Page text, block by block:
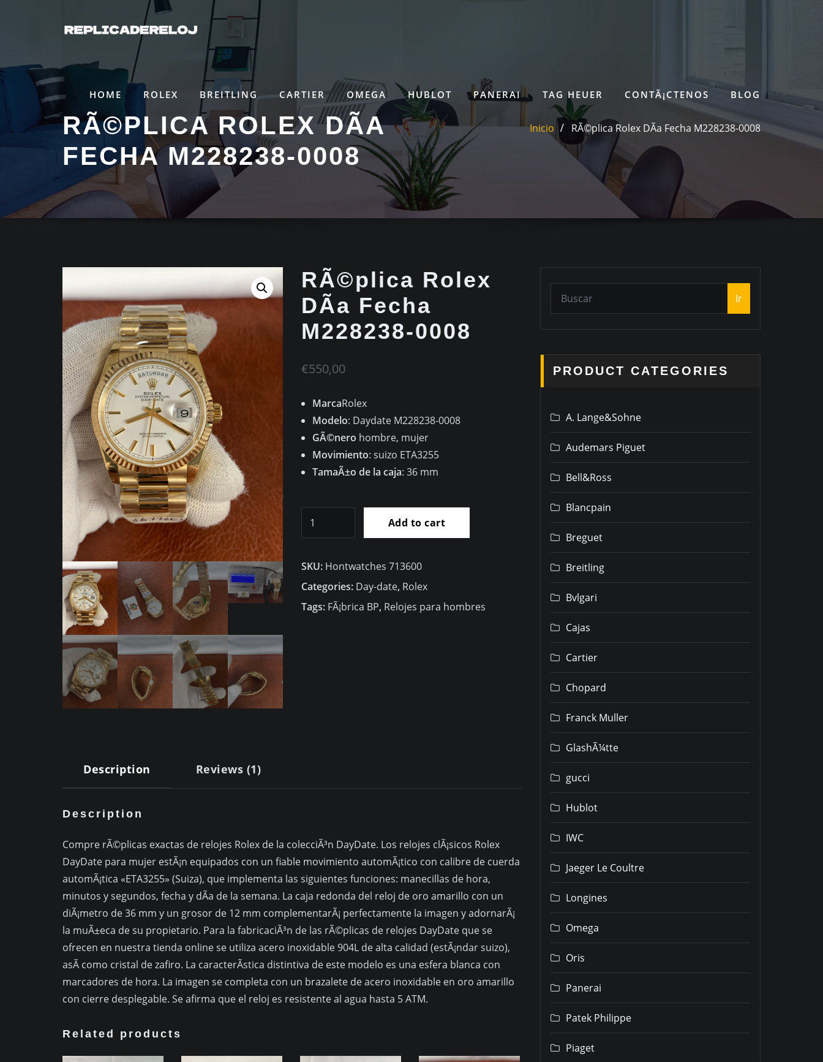
HOME ROLEX BREITLING CARTIER OMEGA HUBLOT PANERAI TAG HEUER CONTÃ¡CTENOS BLOG
RÃ©PLICA ROLEX DÃ­A
FECHA M228238-0008
Inicio RÃ©plica Rolex DÃ­a Fecha M228238-0008
RÃ©plica Rolex
DÃ­a Fecha
M228238-0008
€550,00
MarcaRolex
Modelo: Daydate M228238-0008
GÃ©nero hombre, mujer
Movimiento: suizo ETA3255
TamaÃ±o de la caja: 36 mm
a
Fecha
M228238-
Add to cart
SKU: Hontwatches 713600
Categories: Day-date, Rolex
Tags: FÃ¡brica BP, Relojes para hombres
Description Reviews (1)
Description
Compre rÃ©plicas exactas de relojes Rolex de la colecciÃ³n DayDate. Los relojes clÃ¡sicos Rolex
DayDate para mujer estÃ¡n equipados con un fiable movimiento automÃ¡tico con calibre de cuerda
automÃ¡tica «ETA3255» (Suiza), que implementa las siguientes funciones: manecillas de hora,
minutos y segundos, fecha y dÃ­a de la semana. La caja redonda del reloj de oro amarillo con un
diÃ¡metro de 36 mm y un grosor de 12 mm complementarÃ¡ perfectamente la imagen y adornarÃ¡
la muÃ±eca de su propietario. Para la fabricaciÃ³n de las rÃ©plicas de relojes DayDate que se
ofrecen en nuestra tienda online se utiliza acero inoxidable 904L de alta calidad (estÃ¡ndar suizo),
asÃ­ como cristal de zafiro. La caracterÃ­stica distintiva de este modelo es una esfera blanca con
marcadores de hora. La imagen se completa con un brazalete de acero inoxidable en oro amarillo
con cierre desplegable. Se afirma que el reloj es resistente al agua hasta 5 ATM.
Related products
Ir
PRODUCT CATEGORIES
A. Lange&Sohne
Audemars Piguet
Bell&Ross
Blancpain
Breguet
Breitling
Bvlgari
Cajas
Cartier
Chopard
Franck Muller
GlashÃ¼tte
gucci
Hublot
IWC
Jaeger Le Coultre
Longines
Omega
Oris
Panerai
Patek Philippe
Piaget